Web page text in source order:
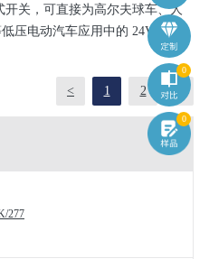
0
0
开关，可直接为高尔夫球车、人
压电动汽车应用中的 24V 或
< 1 2 >
277